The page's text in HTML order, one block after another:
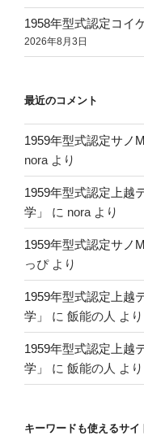
1958年型式認定コイ
2026年8月3日
最近のコメント
1959年型式認定サノ
nora より
1959年型式認定上越
学」
に nora より
1959年型式認定サノ
っぴより
1959年型式認定上越
学」
に 飯能の人 より
1959年型式認定上越
学」
に 飯能の人 より
キーワードも使えるサイ